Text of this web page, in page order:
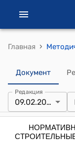
Главная ›
Документ
Редакция
09.02.2026